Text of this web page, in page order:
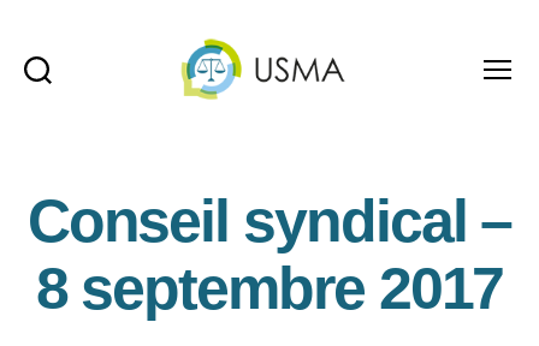
Conseil syndical –
8 septembre 2017